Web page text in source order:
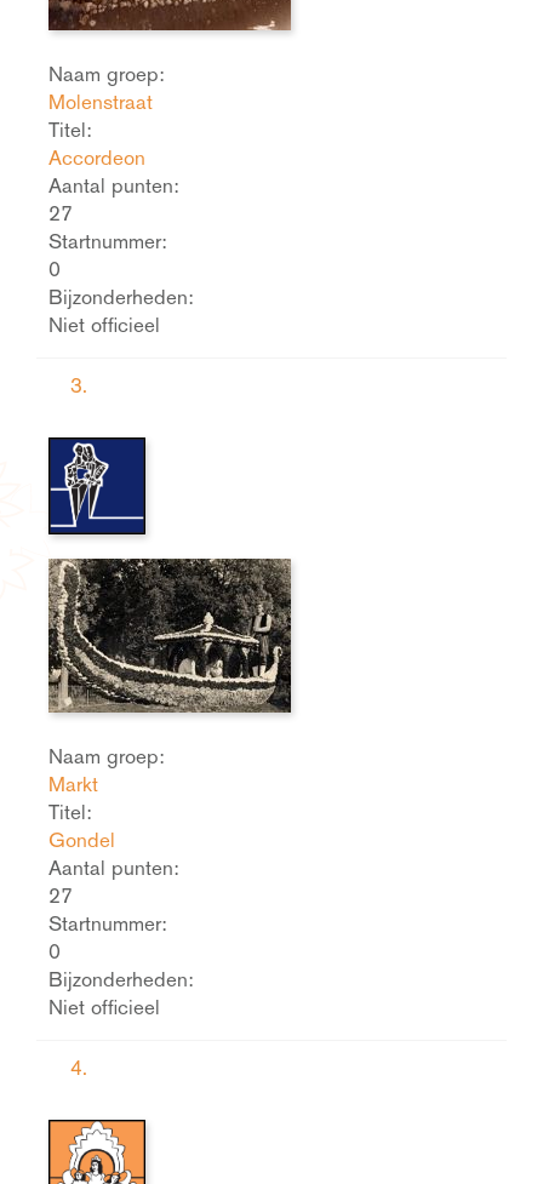
Naam groep:
Molenstraat
Titel:
Accordeon
Aantal punten:
27
Startnummer:
0
Bijzonderheden:
Niet officieel
3.
Naam groep:
Markt
Titel:
Gondel
Aantal punten:
27
Startnummer:
0
Bijzonderheden:
Niet officieel
4.